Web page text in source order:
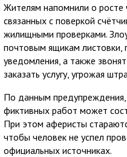
Жителям напомнили о росте
связанных с поверкой
жилищными проверками.
почтовым ящикам
уведомления, а также
заказать услугу, угрожая
По данным предупреждения,
фиктивных работ может
При этом аферисты
чтобы человек не успел
официальных источниках.